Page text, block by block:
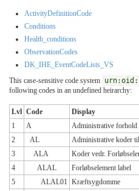
ActivityDefinitionCode
Conditions
Health_conditions
ObservationCodes
DK_IHE_EventCodeLists_VS
This case-sensitive code system
following codes in an undefined heirarchy:
Lvl Code
Display
1
A
Administrative forhold
2
AL
Administrative koder
3
ALA
Koder vedr.
4
ALAL
Forløbselement label
5
ALAL01 Kræftsygdomme